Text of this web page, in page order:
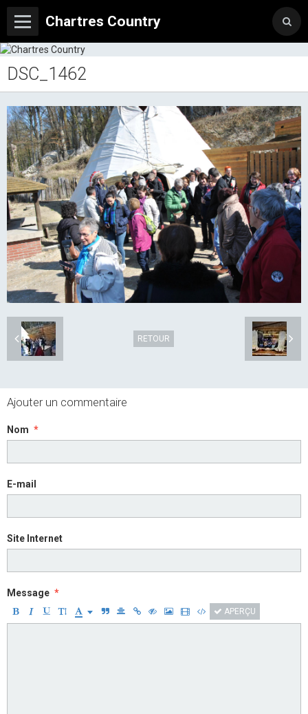
Chartres Country
DSC_1462
RETOUR
Ajouter un commentaire
Nom
E-mail
Site Internet
Message
APERÇU